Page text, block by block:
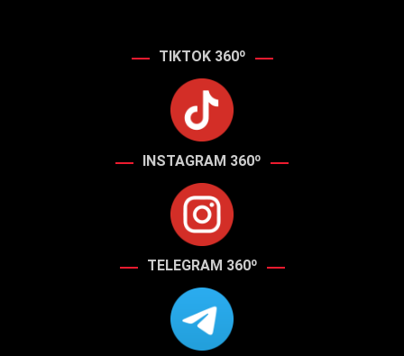
TIKTOK 360º
INSTAGRAM 360º
TELEGRAM 360º